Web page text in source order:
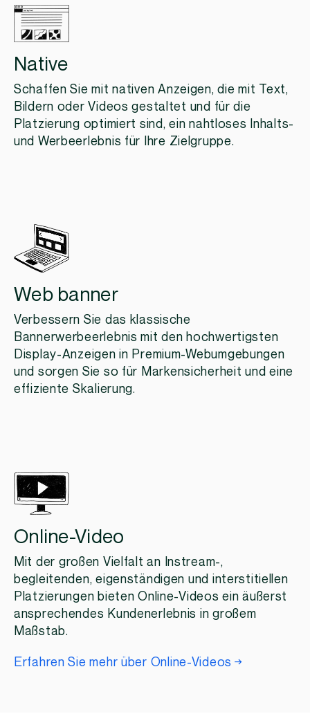
Native
Schaffen Sie mit nativen Anzeigen, die mit Text,
Bildern oder Videos gestaltet und für die
Platzierung optimiert sind, ein nahtloses Inhalts-
und Werbeerlebnis für Ihre Zielgruppe.
Web banner
Verbessern Sie das klassische
Bannerwerbeerlebnis mit den hochwertigsten
Display-Anzeigen in Premium-Webumgebungen
und sorgen Sie so für Markensicherheit und eine
effiziente Skalierung.
Online-Video
Mit der großen Vielfalt an Instream-,
begleitenden, eigenständigen und interstitiellen
Platzierungen bieten Online-Videos ein äußerst
ansprechendes Kundenerlebnis in großem
Maßstab.
Erfahren Sie mehr über Online-Videos